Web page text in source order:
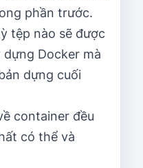
phần trước.
tệp nào sẽ được
Docker mà
dựng cuối
container đều
có thể và